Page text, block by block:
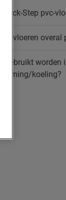
Step pvc-
vloeren overal
gebruikt
koeling?